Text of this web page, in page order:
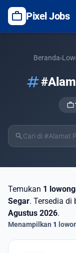
work Pixel Jobs
Beranda›
tag
work
search
Temukan 1
Segar. Tersedia di
Agustus 2026.
Menampilkan 1